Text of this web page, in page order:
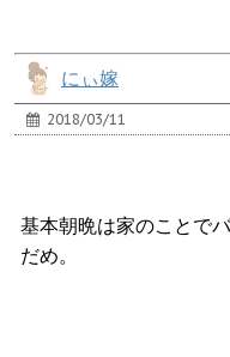
にぃ嫁
2018/03/11
基本朝晩は家のことで
だめ。